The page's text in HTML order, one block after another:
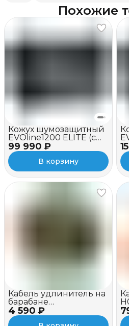
Похожие
99 990 ₽
Кожух шумозащитный
EVOline1200 ELITE (c
вентилятором)
В корзину
4 590 ₽
Кабель удлинитель на
барабане
ELECTRALOCK 3x1 (25
метров, 16A,